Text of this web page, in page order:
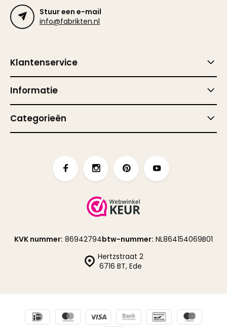
Stuur een e-mail
info@fabrikten.nl
Klantenservice
Informatie
Categorieën
Hertzstraat 2
6716 BT, Ede
KVK nummer: 86942794btw-nummer: NL864154069B01